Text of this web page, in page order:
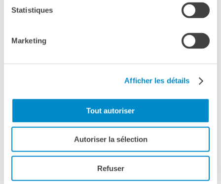
Statistiques
Marketing
Afficher les détails
Tout autoriser
Autoriser la sélection
Refuser
quartiere di Slavic Village vivono le persone provenienti
dall’Europa dell’Est.
Ma nel 2008, il sogno si è spento. L’inquinamento, la
disoccupazione, il fallimenti e soprattutto la crisi degli
scelta. Anna, Elijah e gli altri hanno tutte le ragioni di fuggire
intorno a loro crolla, quando tutto si allea contro di loro,
devono ricostruire il loro mondo su nuove basi.
Video de présentation du livre